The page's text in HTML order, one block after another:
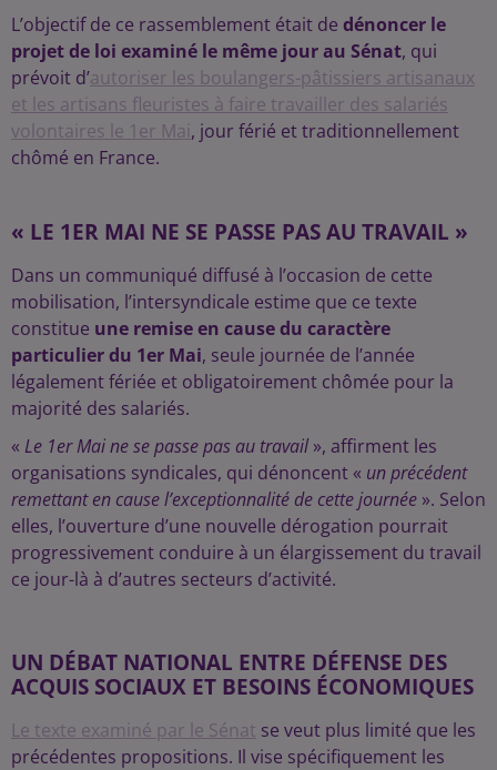
L’objectif de ce rassemblement était de dénoncer le
projet de loi examiné le même jour au Sénat, qui
prévoit d’autoriser les boulangers-pâtissiers artisanaux
et les artisans fleuristes à faire travailler des salariés
volontaires le 1er Mai , jour férié et traditionnellement
chômé en France.
« LE 1ER MAI NE SE PASSE PAS AU TRAVAIL »
Dans un communiqué diffusé à l’occasion de cette
mobilisation, l’intersyndicale estime que ce texte
constitue une remise en cause du caractère
particulier du 1er Mai, seule journée de l’année
légalement fériée et obligatoirement chômée pour la
majorité des salariés.
« Le 1er Mai ne se passe pas au travail», affirment les
organisations syndicales, qui dénoncent « un précédent
remettant en cause l’exceptionnalité de cette journée ». Selon
elles, l’ouverture d’une nouvelle dérogation pourrait
progressivement conduire à un élargissement du travail
ce jour-là à d’autres secteurs d’activité.
UN DÉBAT NATIONAL ENTRE DÉFENSE DES
ACQUIS SOCIAUX ET BESOINS ÉCONOMIQUES
Le texte examiné par le Sénat se veut plus limité que les
précédentes propositions. Il vise spécifiquement les